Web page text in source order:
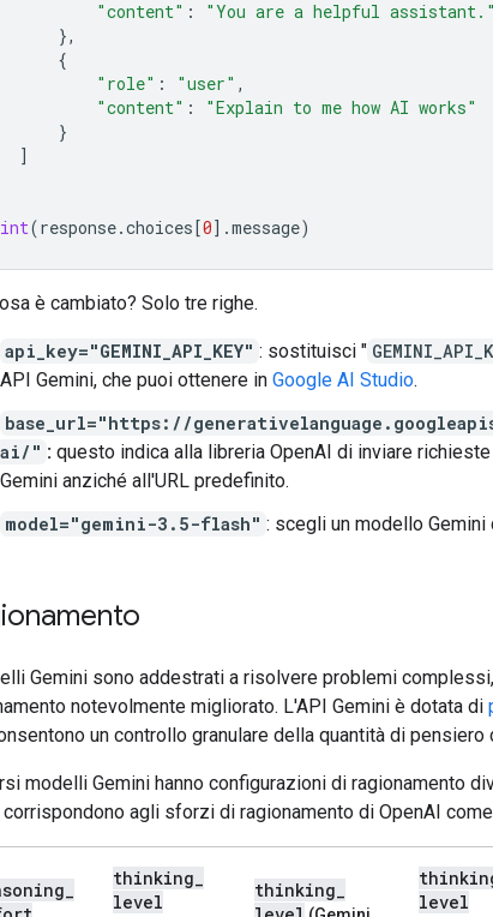
"content" :
"You are a helpful assistant."
},
{
"role" : "user" ,
"content" :
"Explain to me how AI works"
}
]
(response.choices[0] .message)
è cambiato? Solo tre righe.
api_key="GEMINI_API_KEY" : sostituisci "
API Gemini, che puoi ottenere in Google AI Studio.
base_url="https://
ai/" : questo indica alla libreria OpenAI di inviare
Gemini anziché all'URL predefinito.
model="gemini-3.5-flash" : scegli un modello
Gemini sono addestrati a risolvere problemi
notevolmente migliorato. L'API Gemini è dotata di
un controllo granulare della quantità di pensiero
modelli Gemini hanno configurazioni di ragionamento
agli sforzi di ragionamento di OpenAI
thinking
level
thinking
level